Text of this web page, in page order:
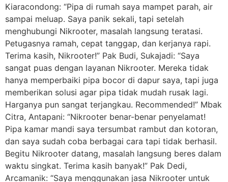
Kiaracondong: “Pipa di rumah saya mampet parah, air
sampai meluap. Saya panik sekali, tapi setelah
menghubungi Nikrooter, masalah langsung teratasi.
Petugasnya ramah, cepat tanggap, dan kerjanya rapi.
Terima kasih, Nikrooter!” Pak Budi, Sukajadi: “Saya
sangat puas dengan layanan Nikrooter. Mereka tidak
hanya memperbaiki pipa bocor di dapur saya, tapi juga
memberikan solusi agar pipa tidak mudah rusak lagi.
Harganya pun sangat terjangkau. Recommended!” Mbak
Citra, Antapani: “Nikrooter benar-benar penyelamat!
Pipa kamar mandi saya tersumbat rambut dan kotoran,
dan saya sudah coba berbagai cara tapi tidak berhasil.
Begitu Nikrooter datang, masalah langsung beres dalam
waktu singkat. Terima kasih banyak!” Pak Dedi,
Arcamanik: “Saya menggunakan jasa Nikrooter untuk